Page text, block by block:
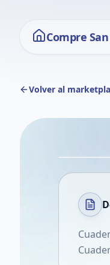
Compre
Volver al